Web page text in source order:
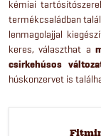
kémiai
termékcsaládban
lenmagolajjal
keres, választhat a
csirkehúsos
húskonzervet is